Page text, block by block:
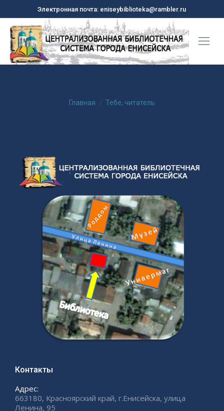
Электронная почта: eniseybiblioteka@rambler.ru
Вы здесь:
Главная Тебе, читатель
Контакты
Адрес:
663180, Красноярский край, г.Енисейска, улица
Ленина, 95